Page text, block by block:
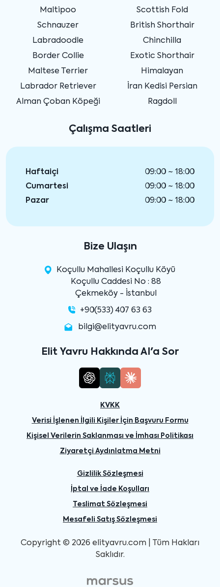
Maltipoo
Schnauzer
Labradoodle
Border Collie
Maltese Terrier
Labrador Retriever
Alman Çoban Köpeği
Scottish Fold
British Shorthair
Chinchilla
Exotic Shorthair
Himalayan
İran Kedisi Persian
Ragdoll
Çalışma Saatleri
Haftaiçi
09:00 ~ 18:00
Cumartesi
09:00 ~ 18:00
Pazar
09:00 ~ 18:00
Bize Ulaşın
Koçullu Mahallesi Koçullu Köyü
Koçullu Caddesi No : 88
Çekmeköy - İstanbul
+90(533) 407 63 63
bilgi@elityavru.com
Elit Yavru Hakkında AI'a Sor
KVKK
Verisi İşlenen İlgili Kişiler İçin Başvuru Formu
Kişisel Verilerin Saklanması ve İmhası Politikası
Ziyaretçi Aydınlatma Metni
Gizlilik Sözleşmesi
İptal ve İade Koşulları
Teslimat Sözleşmesi
Mesafeli Satış Sözleşmesi
Copyright © 2026 elityavru.com | Tüm Hakları
Saklıdır.